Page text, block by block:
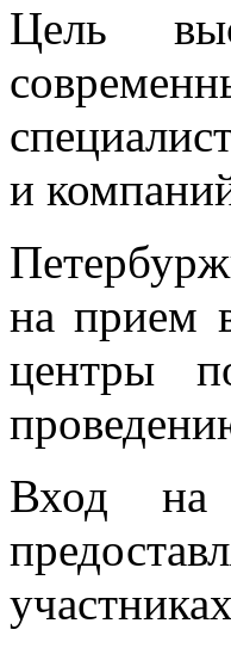
Цель
и
на прием
центры
Вход на